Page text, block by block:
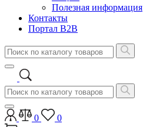
Полезная информация
Контакты
Портал B2B
0
0